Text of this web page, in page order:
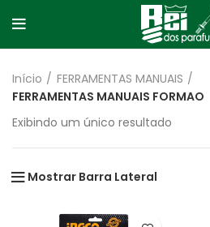
Início
FERRAMENTAS MANUAIS
FERRAMENTAS MANUAIS FORMAO
Exibindo um único resultado
Mostrar Barra Lateral